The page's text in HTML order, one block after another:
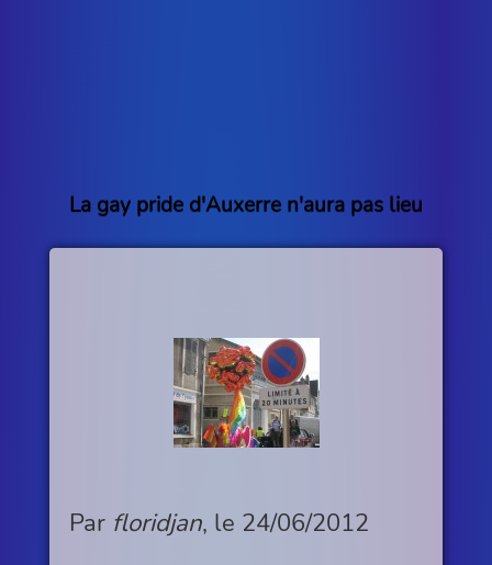
Par floridjan, le 24/06/2012